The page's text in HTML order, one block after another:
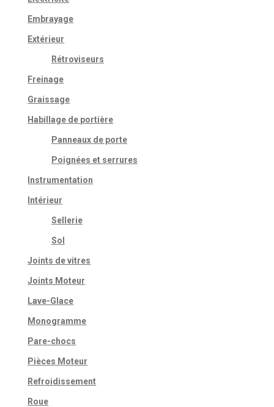
Embrayage
Extérieur
Rétroviseurs
Freinage
Graissage
Habillage de portière
Panneaux de porte
Poignées et serrures
Instrumentation
Intérieur
Sellerie
Sol
Joints de vitres
Joints Moteur
Lave-Glace
Monogramme
Pare-chocs
Pièces Moteur
Refroidissement
Roue